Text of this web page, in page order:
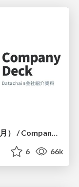
Datachain会社紹介資料（2026年5月） / Company Deck
6 66k